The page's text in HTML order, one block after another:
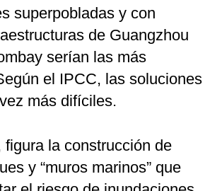
superpobladas y con
de Guangzhou
serían las más
el IPCC, las soluciones
más difíciles.
figura la construcción de
y “muros marinos” que